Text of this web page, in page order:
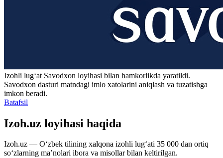
Izohli lugʻat Savodxon loyihasi bilan hamkorlikda yaratildi.
Savodxon dasturi matndagi imlo xatolarini aniqlash va tuzatishga
imkon beradi.
Batafsil
Izoh.uz loyihasi haqida
Izoh.uz — O‘zbek tilining xalqona izohli lug‘ati 35 000 dan ortiq
so‘zlarning ma’nolari ibora va misollar bilan keltirilgan.